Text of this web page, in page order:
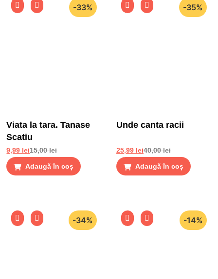
-33%
Viata la tara. Tanase
Scatiu
15,00lei
9,99 lei
Adaugă în coș
-35%
Unde canta racii
40,00lei
25,99 lei
Adaugă în coș
-34% -14%